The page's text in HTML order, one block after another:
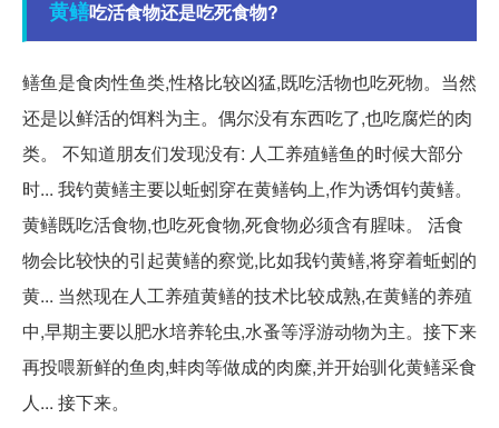
黄鳝吃活食物还是吃死食物?
鳝鱼是食肉性鱼类,性格比较凶猛,既吃活物也吃死物。当然
还是以鲜活的饵料为主。偶尔没有东西吃了,也吃腐烂的肉
类。 不知道朋友们发现没有: 人工养殖鳝鱼的时候大部分
时... 我钓黄鳝主要以蚯蚓穿在黄鳝钩上,作为诱饵钓黄鳝。
黄鳝既吃活食物,也吃死食物,死食物必须含有腥味。 活食
物会比较快的引起黄鳝的察觉,比如我钓黄鳝,将穿着蚯蚓的
黄... 当然现在人工养殖黄鳝的技术比较成熟,在黄鳝的养殖
中,早期主要以肥水培养轮虫,水蚤等浮游动物为主。接下来
再投喂新鲜的鱼肉,蚌肉等做成的肉糜,并开始驯化黄鳝采食
人... 接下来。